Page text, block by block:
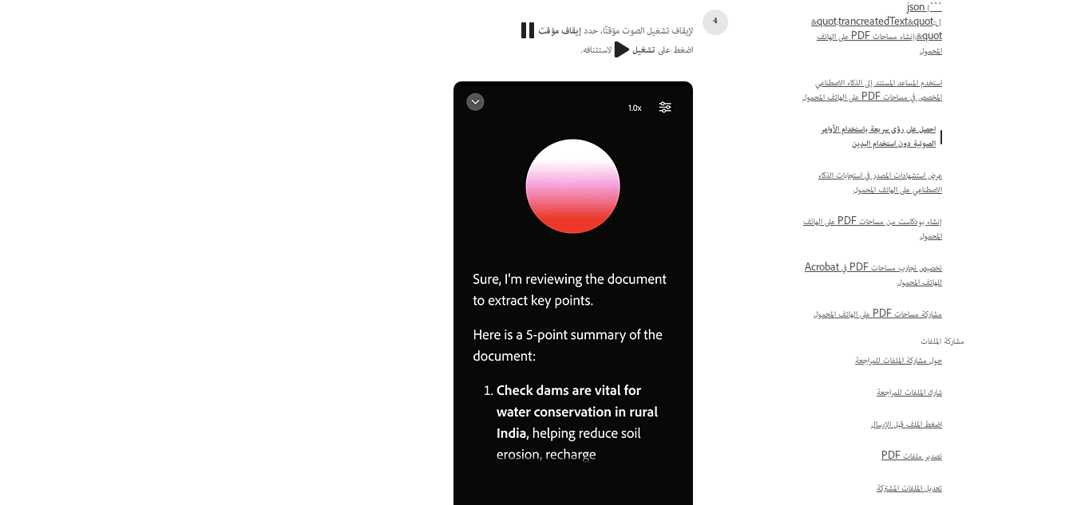
```json {
&quot;trancreatedText&quot;: [
&quot;إنشاء مساحات PDF على الهاتف
المحمول
استخدم المساعد المستند إلى الذكاء الاصطناعي
المخصص في مساحات PDF على الهاتف المحمول
احصل على رؤى سريعة باستخدام الأوامر
الصوتية دون استخدام اليدين
عرض استشهادات المصدر في استجابات الذكاء
الاصطناعي على الهاتف المحمول
إنشاء بودكاست من مساحات PDF على الهاتف
المحمول
تخصيص تجارب مساحات PDF في Acrobat
للهاتف المحمول
مشاركة مساحات PDF على الهاتف المحمول
مشاركة الملفات
حول مشاركة الملفات للمراجعة
شارك الملفات للمراجعة
اضغط الملف قبل الإرسال
تصدير ملفات PDF
تعديل الملفات المشتركة
لإيقاف تشغيل الصوت مؤقتًا، حددإيقاف مؤقت
اضغط علىتشغيل لاستئنافه.